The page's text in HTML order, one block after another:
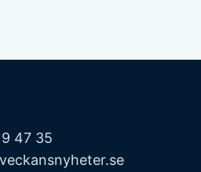
47 35